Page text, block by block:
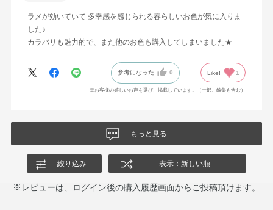
ラメが効いていて 多幸感を感じられる春らしいお色が気に入りま
した♪
カラバリも魅力的で、また他のお色も購入してしまいました★
参考になった 0 Like! 1
※お客様の嬉しいお声を選び、掲載しています。（一部、編集も含む）
もっと見る
絞り込み 表示：新しい順
※レビューは、ログイン後の購入履歴画面からご投稿頂けます。